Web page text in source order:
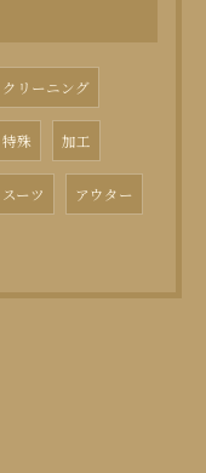
クリーニング
特殊 加工
スーツ アウター